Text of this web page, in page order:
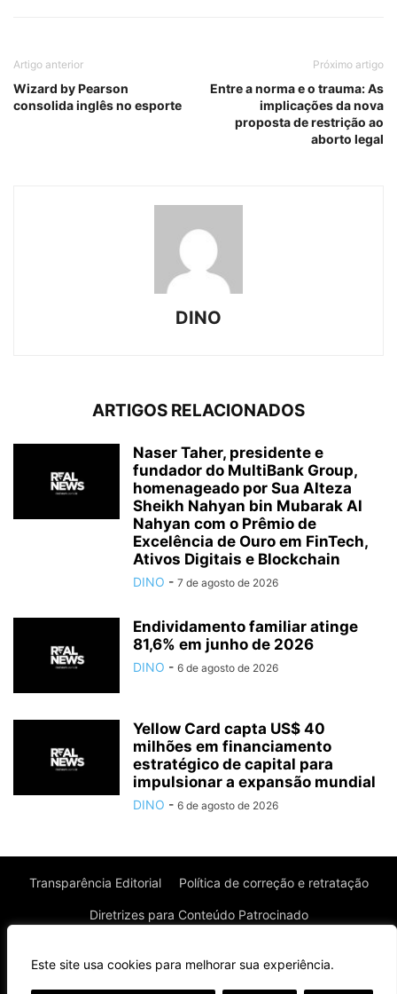
Este site usa cookies para melhorar sua experiência.
Artigo anterior
Wizard by Pearson
consolida inglês no esporte
Próximo artigo
Entre a norma e o trauma: As
implicações da nova
proposta de restrição ao
aborto legal
DINO
ARTIGOS RELACIONADOS
Naser Taher, presidente e
fundador do MultiBank Group,
homenageado por Sua Alteza
Sheikh Nahyan bin Mubarak Al
Nahyan com o Prêmio de
Excelência de Ouro em FinTech,
Ativos Digitais e Blockchain
DINO - 7 de agosto de 2026
Endividamento familiar atinge
81,6% em junho de 2026
DINO - 6 de agosto de 2026
Yellow Card capta US$ 40
milhões em financiamento
estratégico de capital para
impulsionar a expansão mundial
DINO - 6 de agosto de 2026
Transparência Editorial Política de correção e retratação
Diretrizes para Conteúdo Patrocinado